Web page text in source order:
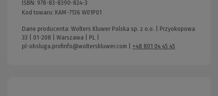
ISBN: 978-83-8390-824-3
Kod towaru: KAM-7136 W01P01
Dane producenta: Wolters Kluwer Polska sp. z o.o. | Przyokopowa
33 | 01-208 | Warszawa | PL |
pl-obsluga.profinfo@wolterskluwer.com
+48 801 04 45 45